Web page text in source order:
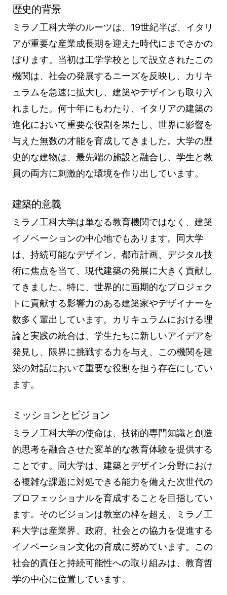
歴史的背景
ミラノ工科大学のルーツは、19世紀半ば、イタリ
アが重要な産業成長期を迎えた時代にまでさかの
ぼります。当初は工学学校として設立されたこの
機関は、社会の発展するニーズを反映し、カリキ
ュラムを急速に拡大し、建築やデザインも取り入
れました。何十年にもわたり、イタリアの建築の
進化において重要な役割を果たし、世界に影響を
与えた無数の才能を育成してきました。大学の歴
史的な建物は、最先端の施設と融合し、学生と教
員の両方に刺激的な環境を作り出しています。
建築的意義
ミラノ工科大学は単なる教育機関ではなく、建築
イノベーションの中心地でもあります。同大学
は、持続可能なデザイン、都市計画、デジタル技
術に焦点を当て、現代建築の発展に大きく貢献し
てきました。特に、世界的に画期的なプロジェク
トに貢献する影響力のある建築家やデザイナーを
数多く輩出しています。カリキュラムにおける理
論と実践の統合は、学生たちに新しいアイデアを
発見し、限界に挑戦する力を与え、この機関を建
築の対話において重要な役割を担う存在にしてい
ます。
ミッションとビジョン
ミラノ工科大学の使命は、技術的専門知識と創造
的思考を融合させた変革的な教育体験を提供する
ことです。同大学は、建築とデザイン分野におけ
る複雑な課題に対処できる能力を備えた次世代の
プロフェッショナルを育成することを目指してい
ます。そのビジョンは教室の枠を超え、ミラノ工
科大学は産業界、政府、社会との協力を促進する
イノベーション文化の育成に努めています。この
社会的責任と持続可能性への取り組みは、教育哲
学の中心に位置しています。